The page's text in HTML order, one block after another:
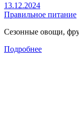
13.12.2024
Правильное питание
Сезонные овощи,
Подробнее